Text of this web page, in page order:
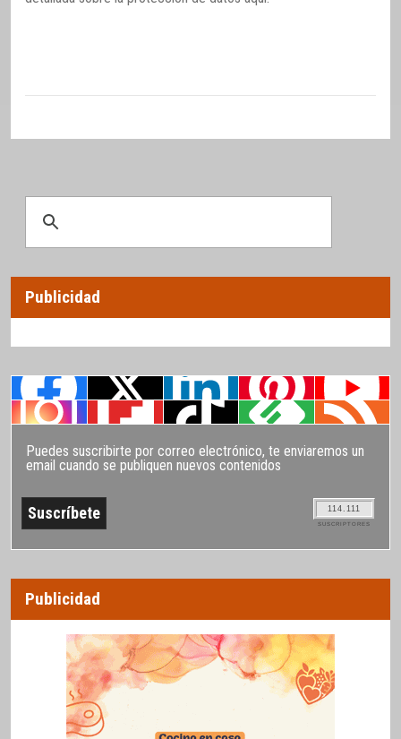
Publicidad
Puedes suscribirte por correo electrónico, te enviaremos un
email cuando se publiquen nuevos contenidos
114.111
SUSCRIPTORES
Publicidad